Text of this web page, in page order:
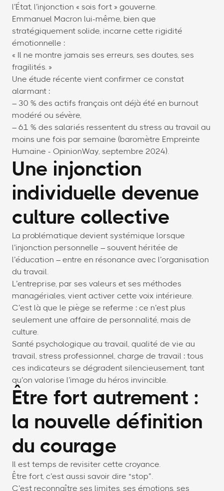
l’État, l’injonction « sois fort » gouverne.
Emmanuel Macron lui-même, bien que
stratégiquement solide, incarne cette rigidité
émotionnelle :
« Il ne montre jamais ses erreurs, ses doutes, ses
fragilités. »
Une étude récente vient confirmer ce constat
alarmant :
– 30 % des actifs français ont déjà été en burnout
modéré ou sévère,
– 61 % des salariés ressentent du stress au travail au
moins une fois par semaine (baromètre Empreinte
Humaine - OpinionWay, septembre 2024).
Une injonction
individuelle devenue
culture collective
La problématique devient systémique lorsque
l’injonction personnelle – souvent héritée de
l’éducation – entre en résonance avec l’organisation
du travail.
L’entreprise, par ses valeurs et ses méthodes
managériales, vient activer cette voix intérieure.
C’est là que le piège se referme : ce n’est plus
seulement une affaire de personnalité, mais de
culture.
Santé psychologique au travail, qualité de vie au
travail, stress professionnel, charge de travail : tous
ces indicateurs se dégradent silencieusement, tant
qu’on valorise l’image du héros invincible.
Être fort autrement :
la nouvelle définition
du courage
Il est temps de revisiter cette croyance.
Être fort, c’est aussi savoir dire “stop”.
C’est reconnaître ses limites, ses émotions, ses